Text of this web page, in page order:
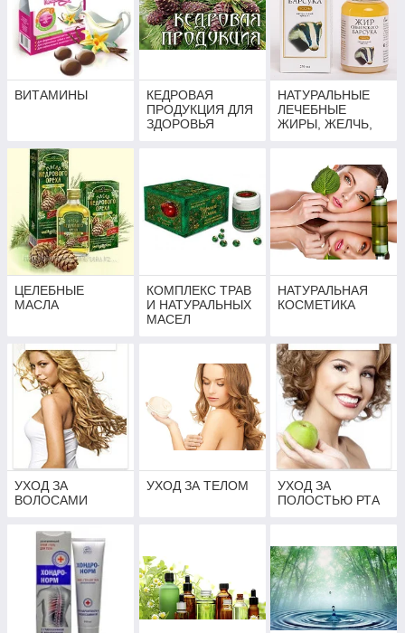
ВИТАМИНЫ
КЕДРОВАЯ
ПРОДУКЦИЯ ДЛЯ
ЗДОРОВЬЯ
НАТУРАЛЬНЫЕ
ЛЕЧЕБНЫЕ
ЖИРЫ, ЖЕЛЧЬ,
ЦЕЛЕБНЫЕ
МАСЛА
КОМПЛЕКС ТРАВ
И НАТУРАЛЬНЫХ
МАСЕЛ
НАТУРАЛЬНАЯ
КОСМЕТИКА
УХОД ЗА
ВОЛОСАМИ
УХОД ЗА ТЕЛОМ
УХОД ЗА
ПОЛОСТЬЮ РТА